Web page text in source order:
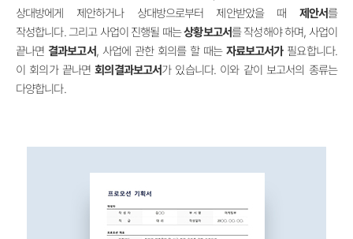
상대방에게 제안하거나 상대방으로부터 제안받았을 때 제안서를
작성합니다. 그리고 사업이 진행될 때는상황보고서를 작성해야 하며, 사업이
끝나면 결과보고서, 사업에 관한 회의를 할 때는 자료보고서가필요합니다.
이 회의가 끝나면회의결과보고서가 있습니다. 이와 같이 보고서의 종류는
다양합니다.